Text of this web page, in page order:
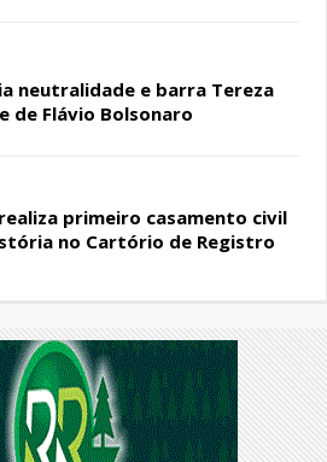
neutralidade e barra Tereza
de Flávio Bolsonaro
primeiro casamento civil
no Cartório de Registro